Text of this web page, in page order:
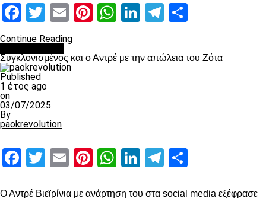
Facebook
Twitter
EmailPinterest
WhatsApp
LinkedIn
Telegram
Continue Reading
Συγκλονισμένος και ο Αντρέ με την απώλεια του Ζότα
Published
1 έτος ago
on
03/07/2025
By
paokrevolution
Facebook
Twitter
EmailPinterest
WhatsApp
LinkedIn
Telegram
Ο Αντρέ Βιεϊρίνια με ανάρτηση του στα social media εξέφρασε